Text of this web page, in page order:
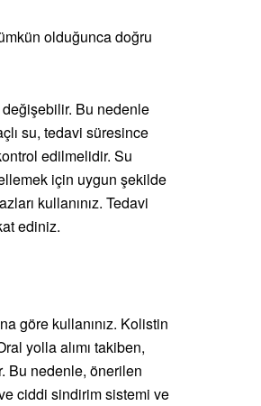
olduğunca doğru
Bu nedenle
su, tedavi süresince
edilmelidir. Su
için uygun şekilde
kullanınız. Tedavi
ediniz.
göre kullanınız. Kolistin
yolla alımı takiben,
Bu nedenle, önerilen
ciddi sindirim sistemi ve